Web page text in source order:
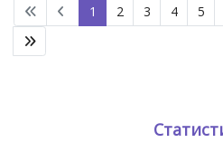
1 2 3 4 5